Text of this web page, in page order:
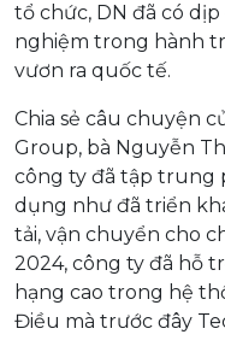
tổ chức, DN đã có
nghiệm trong hành
vươn ra quốc tế.
Chia sẻ câu chuyện
Group, bà Nguyễn
công ty đã tập trung
dụng như đã triển
tải, vận chuyển cho
2024, công ty đã hỗ
hạng cao trong hệ
Điều mà trước đây